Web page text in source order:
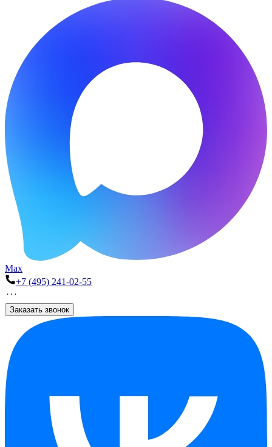
Max
+7 (495) 241-02-55
Заказать звонок